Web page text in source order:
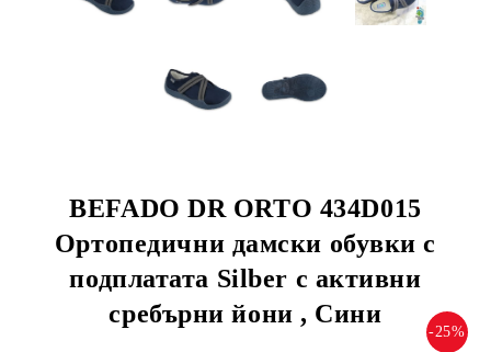
BEFADO DR ORTO 434D015
Ортопедични дамски обувки с
подплатата Silber с активни
сребърни йони , Сини
-25%